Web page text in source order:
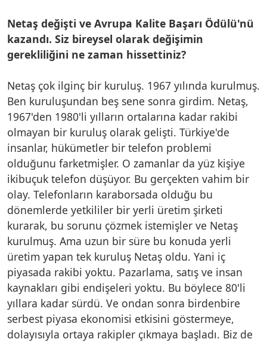
Netaş değişti ve Avrupa Kalite Başarı Ödülü'nü
kazandı. Siz bireysel olarak değişimin
gerekliliğini ne zaman hissettiniz?
Netaş çok ilginç bir kuruluş. 1967 yılında kurulmuş.
Ben kuruluşundan beş sene sonra girdim. Netaş,
1967'den 1980'li yılların ortalarına kadar rakibi
olmayan bir kuruluş olarak gelişti. Türkiye'de
insanlar, hükümetler bir telefon problemi
olduğunu farketmişler. O zamanlar da yüz kişiye
ikibuçuk telefon düşüyor. Bu gerçekten vahim bir
olay. Telefonların karaborsada olduğu bu
dönemlerde yetkililer bir yerli üretim şirketi
kurarak, bu sorunu çözmek istemişler ve Netaş
kurulmuş. Ama uzun bir süre bu konuda yerli
üretim yapan tek kuruluş Netaş oldu. Yani iç
piyasada rakibi yoktu. Pazarlama, satış ve insan
kaynakları gibi endişeleri yoktu. Bu böylece 80'li
yıllara kadar sürdü. Ve ondan sonra birdenbire
serbest piyasa ekonomisi etkisini göstermeye,
dolayısıyla ortaya rakipler çıkmaya başladı. Biz de